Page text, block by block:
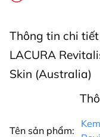
Thông tin chi
LACURA
Skin (Australia)
Tên sản phẩm: